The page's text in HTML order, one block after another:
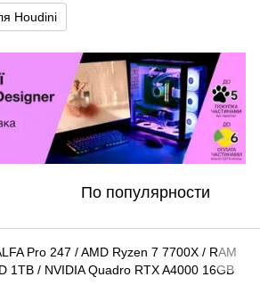
Houdini
По популярности